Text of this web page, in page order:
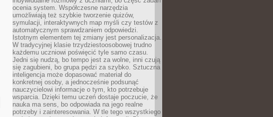
ocenia system. Współczesne narzędzia
umożliwiają też szybkie tworzenie quizów,
symulacji, interaktywnych map myśli czy testów z
automatycznym sprawdzaniem odpowiedzi.
Istotnym elementem tej zmiany jest personalizacja.
W tradycyjnej klasie trzydziestoosobowej trudno
każdemu uczniowi poświęcić tyle samo czasu.
Jedni się nudzą, bo tempo jest za wolne, inni czują
się zagubieni, bo grupa pędzi za szybko. Sztuczna
inteligencja może dopasować materiał do
konkretnej osoby, a jednocześnie podsunąć
nauczycielowi informacje o tym, kto potrzebuje
wsparcia. Dzięki temu uczeń dostaje poczucie, że
nauka ma sens, bo odpowiada na jego realne
potrzeby i zainteresowania. W tle tego wszystkiego